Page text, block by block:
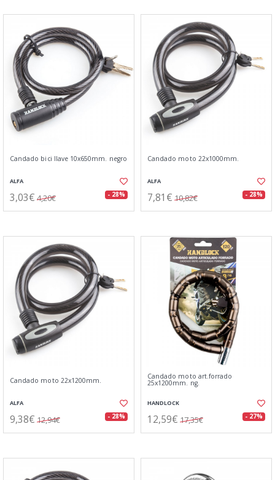
Candado bici llave 10x650mm. negro
ALFA
3,03€ 4,20€ - 28%
Candado moto 22x1000mm.
ALFA
7,81€ 10,82€ - 28%
Candado moto 22x1200mm.
ALFA
9,38€ 12,94€ - 28%
Candado moto art.forrado
25x1200mm. ng.
HANDLOCK
12,59€ 17,35€ - 27%